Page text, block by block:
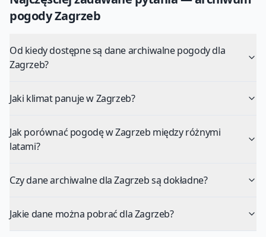
pogodyZagrzeb
Od kiedy dostępne są dane archiwalne pogody dla
Zagrzeb?
Jaki klimat panuje w Zagrzeb?
Jak porównać pogodę w Zagrzeb między różnymi
latami?
Czy dane archiwalne dla Zagrzeb są dokładne?
Jakie dane można pobrać dla Zagrzeb?